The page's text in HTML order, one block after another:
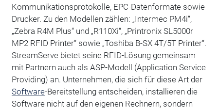
Kommunikationsprotokolle, EPC-Datenformate sowie
Drucker. Zu den Modellen zählen: „Intermec PM4i“,
„Zebra R4M Plus“ und „R110Xi“, „Printronix SL5000r
MP2 RFID Printer“ sowie „Toshiba B-SX 4T/5T Printer“.
StreamServe bietet seine RFID-Lösung gemeinsam
mit Partnern auch als ASP-Modell (Application Service
Providing) an. Unternehmen, die sich für diese Art der
Software-Bereitstellung entscheiden, installieren die
Software nicht auf den eigenen Rechnern, sondern